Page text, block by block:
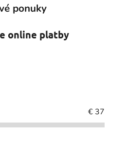
ponuky
online platby
€ 37